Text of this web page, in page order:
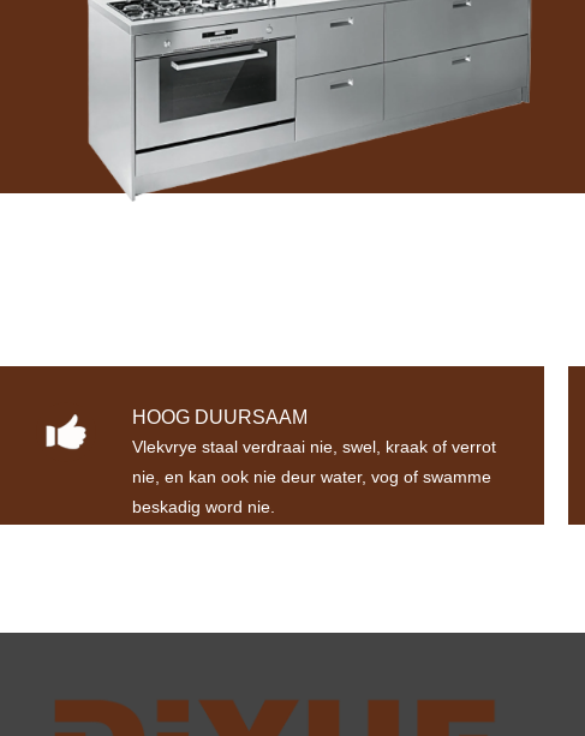
HOOG DUURSAAM
Vlekvrye staal verdraai nie, swel, kraak of verrot
nie, en kan ook nie deur water, vog of swamme
beskadig word nie.